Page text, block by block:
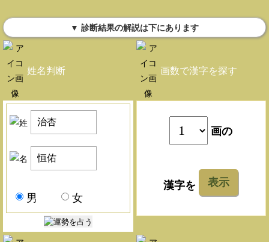
▼ 診断結果の解説は下にあります
姓名判断
男 女
画数で漢字を探す
画の
漢字を 表示